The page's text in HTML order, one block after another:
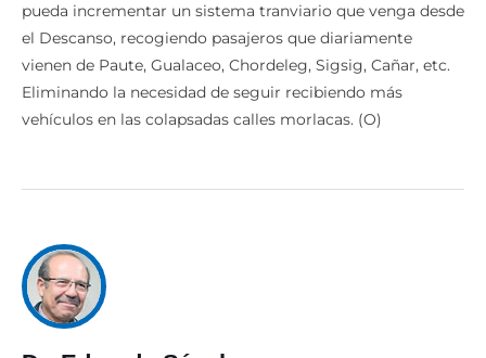
pueda incrementar un sistema tranviario que venga desde
el Descanso, recogiendo pasajeros que diariamente
vienen de Paute, Gualaceo, Chordeleg, Sigsig, Cañar, etc.
Eliminando la necesidad de seguir recibiendo más
vehículos en las colapsadas calles morlacas. (O)